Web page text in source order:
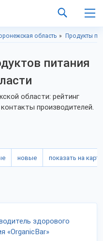
область Продукты
питания
области: рейтинг
производителей.
новые показать на карте
здорового
«OrganicBar»